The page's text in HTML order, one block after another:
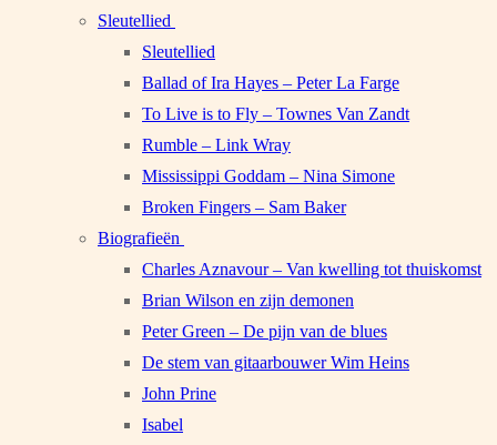
Sleutellied
Sleutellied
Ballad of Ira Hayes – Peter La Farge
To Live is to Fly – Townes Van Zandt
Rumble – Link Wray
Mississippi Goddam – Nina Simone
Broken Fingers – Sam Baker
Biografieën
Charles Aznavour – Van kwelling tot thuiskomst
Brian Wilson en zijn demonen
Peter Green – De pijn van de blues
De stem van gitaarbouwer Wim Heins
John Prine
Isabel